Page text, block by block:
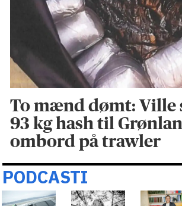
To mænd dømt: Ville
93 kg hash til
ombord på trawler
PODCASTI